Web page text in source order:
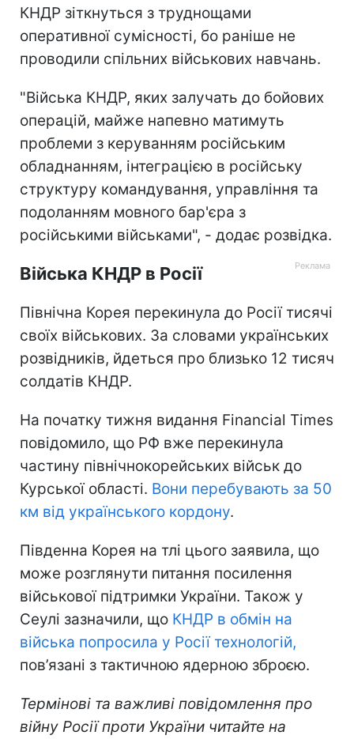
КНДР зіткнуться з труднощами
оперативної сумісності, бо раніше не
проводили спільних військових навчань.
"Війська КНДР, яких залучать до бойових
операцій, майже напевно матимуть
проблеми з керуванням російським
обладнанням, інтеграцією в російську
структуру командування, управління та
подоланням мовного бар'єра з
російськими військами", - додає розвідка.
Війська КНДР в Росії
Північна Корея перекинула до Росії тисячі
своїх військових. За словами українських
розвідників, йдеться про близько 12 тисяч
солдатів КНДР.
На початку тижня видання Financial Times
повідомило, що РФ вже перекинула
частину північнокорейських військ до
Курської області. Вони перебувають за 50
км від українського кордону.
Південна Корея на тлі цього заявила, що
може розглянути питання посилення
військової підтримки України. Також у
Сеулі зазначили, що КНДР в обмін на
війська попросила у Росії технологій,
пов’язані з тактичною ядерною зброєю.
Термінові та важливі повідомлення про
війну Росії проти України читайте на